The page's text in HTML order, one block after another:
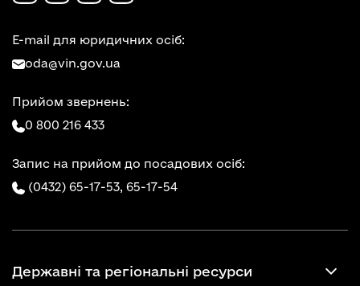
E-mail для юридичних осіб:
oda@vin.gov.ua
Прийом звернень:
0 800 216 433
Запис на прийом до посадових осіб:
(0432) 65-17-53, 65-17-54
Державні та регіональні ресурси